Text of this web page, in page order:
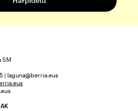
SM
| laguna@berria.eus